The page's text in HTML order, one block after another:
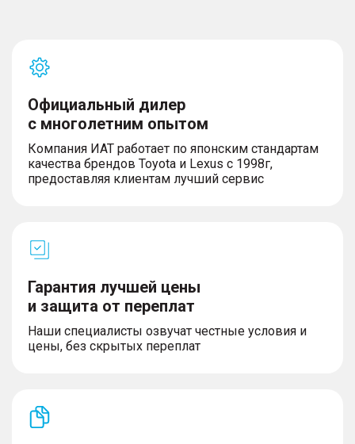
Официальный дилер
с многолетним опытом
Компания ИАТ работает по японским стандартам
качества брендов Toyota и Lexus с 1998г,
предоставляя клиентам лучший сервис
Гарантия лучшей цены
и защита от переплат
Наши специалисты озвучат честные условия и
цены, без скрытых переплат